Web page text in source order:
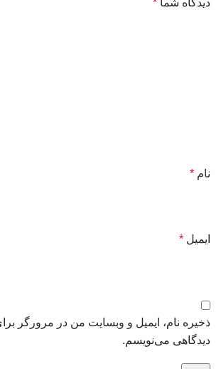
دیدگاه شما *
نام *
ایمیل *
ذخیره نام، ایمیل و وبسایت من در مرورگر
دیدگاهی می‌نویسم.